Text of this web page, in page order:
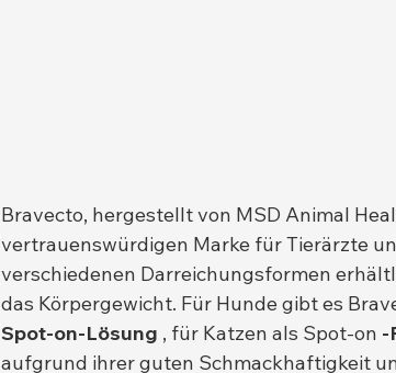
Bravecto, hergestellt von MSD Animal
vertrauenswürdigen Marke für Tierärzte
verschiedenen Darreichungsformen
das Körpergewicht. Für Hunde gibt es
Spot-on-Lösung , für Katzen als Spot-on -
aufgrund ihrer guten Schmackhaftigkeit